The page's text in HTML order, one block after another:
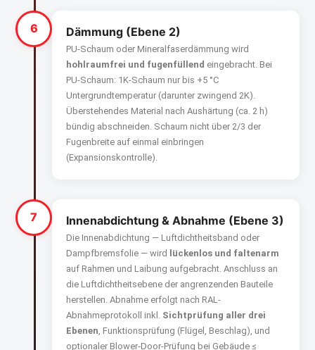
6 Dämmung (Ebene 2)
PU-Schaum oder Mineral­faserdämmung wird
hohlraumfrei und fugenfüllend eingebracht. Bei
PU-Schaum: 1K-Schaum nur bis +5 °C
Untergrundtemperatur (darunter zwingend 2K).
Überstehendes Material nach Aushärtung (ca. 2 h)
bündig abschneiden. Schaum nicht über 2/3 der
Fugenbreite auf einmal einbringen
(Expansionskontrolle).
7 Innenabdichtung & Abnahme (Ebene 3)
Die Innenabdichtung — Luftdichtheitsband oder
Dampfbremsfolie — wird
lückenlos und faltenarm
auf Rahmen und Laibung aufgebracht. Anschluss an
die Luftdichtheitsebene der angrenzenden Bauteile
herstellen. Abnahme erfolgt nach RAL-
Abnahmeprotokoll inkl. Sichtprüfung aller drei
Ebenen , Funktionsprüfung (Flügel, Beschlag), und
optionaler Blower-Door-Prüfung bei Gebäude ≤